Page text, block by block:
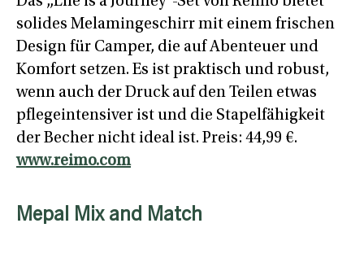
solides Melamingeschirr mit einem frischen
Design für Camper, die auf Abenteuer und
Komfort setzen. Es ist praktisch und robust,
wenn auch der Druck auf den Teilen etwas
pflegeintensiver ist und die Stapelfähigkeit
der Becher nicht ideal ist. Preis: 44,99 €.
www.reimo.com
Mepal Mix and Match